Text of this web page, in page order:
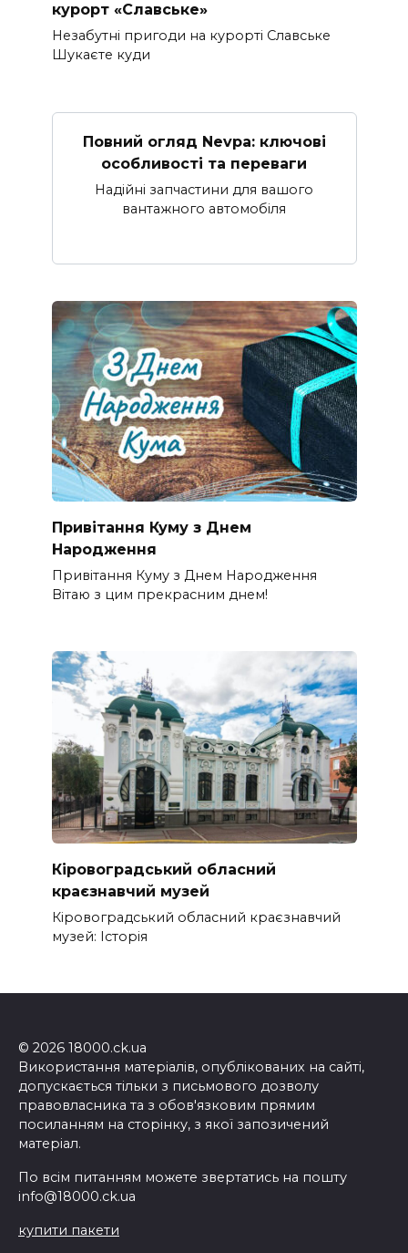
курорт «Славське»
Незабутні пригоди на курорті Славське
Шукаєте куди
Повний огляд Nevpa: ключові
особливості та переваги
Надійні запчастини для вашого
вантажного автомобіля
Привітання Куму з Днем
Народження
Привітання Куму з Днем Народження
Вітаю з цим прекрасним днем!
Кіровоградський обласний
краєзнавчий музей
Кіровоградський обласний краєзнавчий
музей: Історія
© 2026 18000.ck.ua
Використання матеріалів, опублікованих на сайті,
допускається тільки з письмового дозволу
правовласника та з обов'язковим прямим
посиланням на сторінку, з якої запозичений
матеріал.
По всім питанням можете звертатись на пошту
info@18000.ck.ua
купити пакети